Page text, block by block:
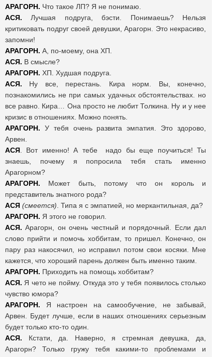
АРАГОРН. Что такое ЛП? Я не понимаю.
АСЯ. Лучшая подруга, бэсти. Понимаешь? Нельзя
критиковать подруг своей девушки, Арагорн. Это некрасиво,
запомни!
АРАГОРН. А, по-моему, она ХП.
АСЯ. В смысле?
АРАГОРН. ХП. Худшая подруга.
АСЯ. Ну все, перестань. Кира норм. Вы, конечно,
познакомились не при самых удачных обстоятельствах. но
все равно. Кира… Она просто не любит Толкина. Ну и у нее
кризис в отношениях. Можно понять.
АРАГОРН. У тебя очень развита эмпатия. Это здорово,
Арвен.
АСЯ . Вот именно! А тебе надо бы еще поучиться! Ты
знаешь, почему я попросила тебя стать именно
Арагорном?
АРАГОРН. Может быть, потому что он король и
представитель знатного рода?
АСЯ (смеется) . Типа я с эмпатией, но меркантильная, да?
АРАГОРН. Я этого не говорил.
АСЯ. Арагорн, он очень честный и порядочный. Если дал
слово прийти и помочь хоббитам, то пришел. Конечно, он
пару раз накосячил, но исправил потом свои косяки. Мне
кажется, что хороший парень должен быть именно таким.
АРАГОРН. Приходить на помощь хоббитам?
АСЯ. Я чето не пойму. Откуда это у тебя появилось столько
чувство юмора?
АРАГОРН. Я настроен на самообучение, не забывай,
Арвен. Будет лучше, если в наших отношениях серьезным
будет только кто-то один.
АСЯ. Кстати, да. Наверно, я стремная девушка, да,
Арагорн? Только гружу тебя какими-то проблемами и